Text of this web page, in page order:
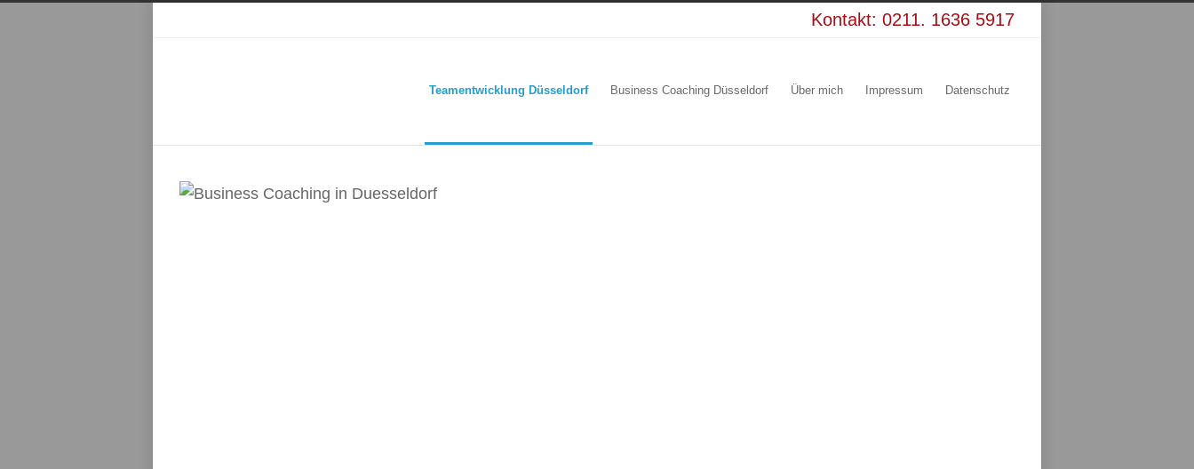
Kontakt: 0211. 1636 5917
Teamentwicklung Düsseldorf Business Coaching Düsseldorf Über mich Impressum Datenschutz